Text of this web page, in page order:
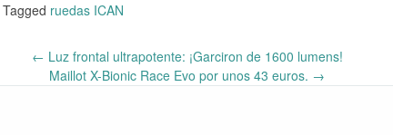
Tagged ruedas ICAN
← Luz frontal ultrapotente: ¡Garciron de 1600 lumens!
Maillot X-Bionic Race Evo por unos 43 euros. →